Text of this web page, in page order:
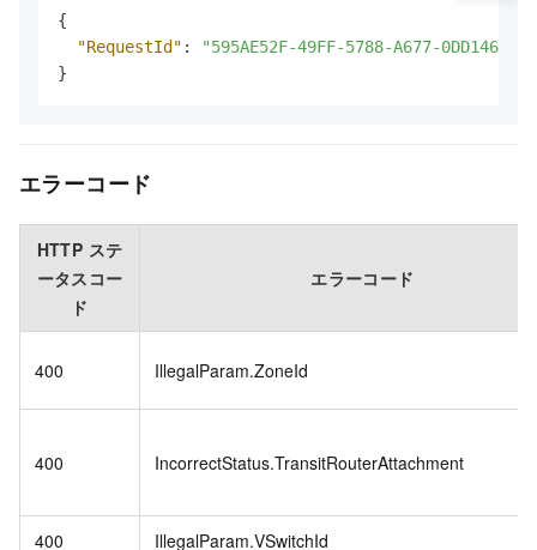
{
"RequestId" :
"595AE52F-49FF-5788-A677-
}
エラーコード
HTTP ステ
ータスコー
ド
エラーコード
400 IllegalParam.ZoneId
400 IncorrectStatus.TransitRouterAttachment
400 IllegalParam.VSwitchId